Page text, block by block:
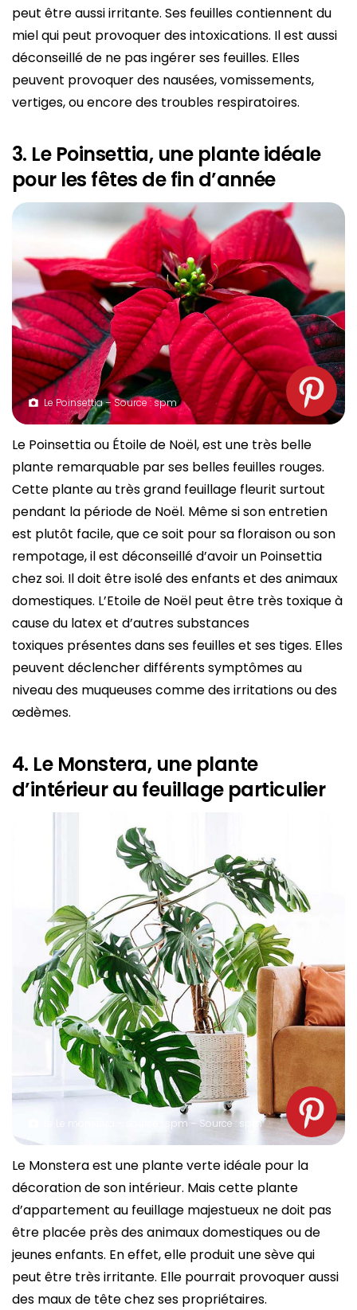
peut être aussi irritante. Ses feuilles contiennent du
miel qui peut provoquer des intoxications. Il est aussi
déconseillé de ne pas ingérer ses feuilles. Elles
peuvent provoquer des nausées, vomissements,
vertiges, ou encore des troubles respiratoires.
3. Le Poinsettia, une plante idéale
pour les fêtes de fin d’année
Le Poinsettia – Source : spm
Le Poinsettia ou Étoile de Noël, est une très belle
plante remarquable par ses belles feuilles rouges.
Cette plante au très grand feuillage fleurit surtout
pendant la période de Noël. Même si son entretien
est plutôt facile, que ce soit pour sa floraison ou son
rempotage, il est déconseillé d’avoir un Poinsettia
chez soi. Il doit être isolé des enfants et des animaux
domestiques. L’Etoile de Noël peut être très toxique à
cause du latex et d’autres substances
toxiques présentes dans ses feuilles et ses tiges. Elles
peuvent déclencher différents symptômes au
niveau des muqueuses comme des irritations ou des
œdèmes.
4. Le Monstera, une plante
d’intérieur au feuillage particulier
Le Le monstera – source : spm – Source : spm
Le Monstera est une plante verte idéale pour la
décoration de son intérieur. Mais cette plante
d’appartement au feuillage majestueux ne doit pas
être placée près des animaux domestiques ou de
jeunes enfants. En effet, elle produit une sève qui
peut être très irritante. Elle pourrait provoquer aussi
des maux de tête chez ses propriétaires.